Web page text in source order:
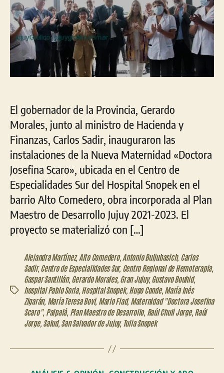
El gobernador de la Provincia, Gerardo
Morales, junto al ministro de Hacienda y
Finanzas, Carlos Sadir, inauguraron las
instalaciones de la Nueva Maternidad «Doctora
Josefina Scaro», ubicada en el Centro de
Especialidades Sur del Hospital Snopek en el
barrio Alto Comedero, obra incorporada al Plan
Maestro de Desarrollo Jujuy 2021-2023. El
proyecto se materializó con […]
Etiquetas
Alejandra Martínez, Alto Comedero, Antonio Buljubasich, Carlos
Sadir,Centro de Especialidades Sur, Centro Regional de Hemoterapia,
Gaspar Santillán, Gerardo Morales, Gran Jujuy,Gustavo Bouhid,
hospital Pablo Soria, Hospital Snopek, Hugo Conde, María Inés
Zigarán, María Teresa Bovi, Mario Fiad, Maternidad "Doctora Josefina
Scaro", Palpalá, Plan Maestro de Desarrollo, Raúl Chuli Jorge, Raúl
Jorge, Salud, San Salvador de Jujuy, Tulia Snopek